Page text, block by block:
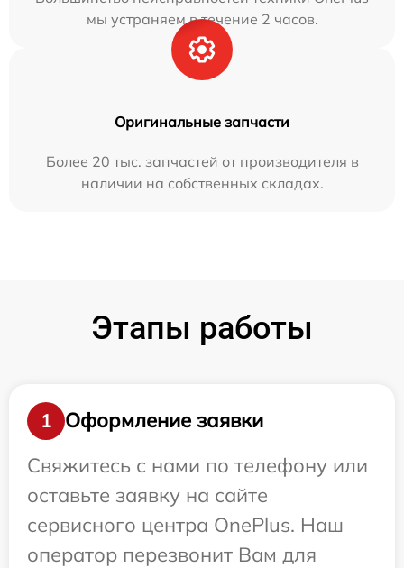
мы устраняем в течение 2 часов.
Оригинальные запчасти
Более 20 тыс. запчастей от производителя в
наличии на собственных складах.
Этапы работы
1
Оформление заявки
Свяжитесь с нами по телефону или
оставьте заявку на сайте
сервисного центра OnePlus. Наш
оператор перезвонит Вам для